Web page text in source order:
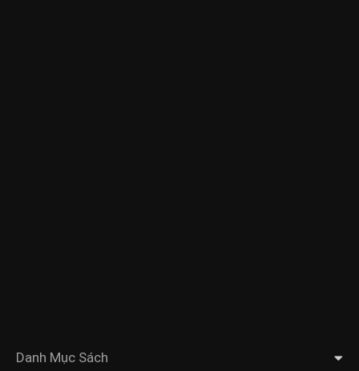
Danh Mục Sách